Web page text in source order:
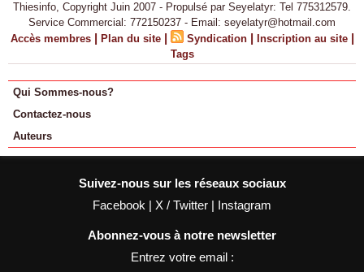
Thiesinfo, Copyright Juin 2007 - Propulsé par Seyelatyr: Tel 775312579.
Service Commercial: 772150237 - Email: seyelatyr@hotmail.com
Accès membres | Plan du site | Syndication | Inscription au site |
Tags
Qui Sommes-nous?
Contactez-nous
Auteurs
Suivez-nous sur les réseaux sociaux
Facebook | X / Twitter | Instagram
Abonnez-vous à notre newsletter
Entrez votre email :